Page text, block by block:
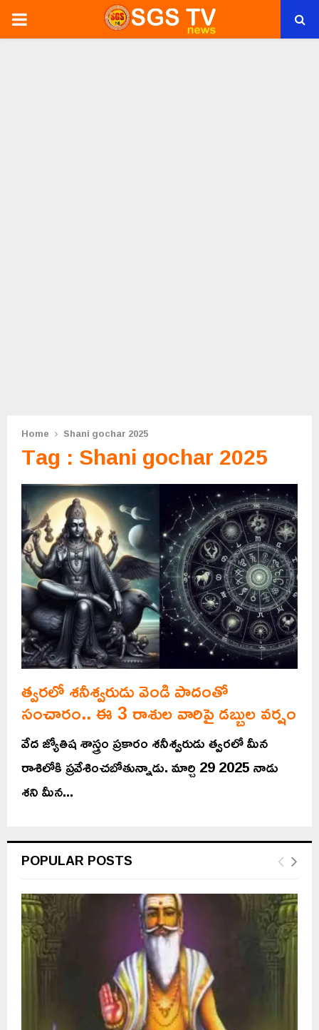
PRIMARY
Home Shani gochar 2025
Tag : Shani gochar 2025
త్వరలో శనీశ్వరుడు వెండి పాదంతో
సంచారం.. ఈ 3 రాశుల వారిపై డబ్బుల వర్షం
వేద జ్యోతిష శాస్త్రం ప్రకారం శనీశ్వరుడు త్వరలో మీన
రాశిలోకి ప్రవేశించబోతున్నాడు. మార్చి 29 2025 నాడు
శని మీన...
POPULAR POSTS